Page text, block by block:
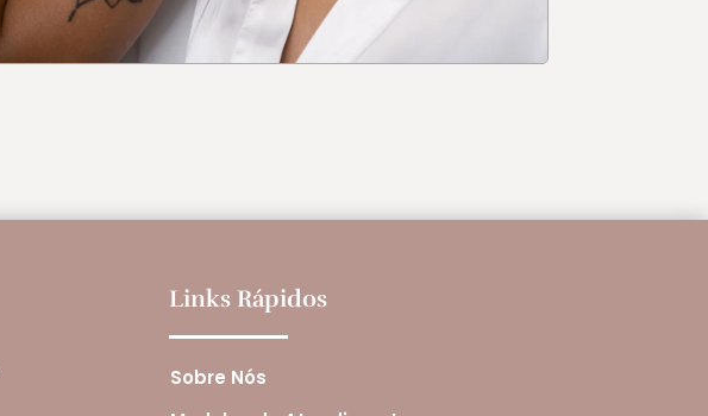
Links Rápidos
Sobre Nós